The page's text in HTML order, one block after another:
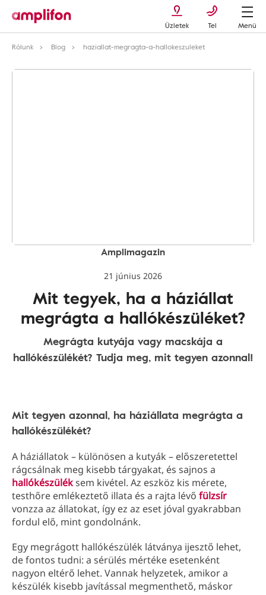
Üzletek Tel
Menü
Rólunk
Blog haziallat-megragta-a-hallokeszuleket
Amplimagazin
21 június 2026
Mit tegyek, ha a háziállat
megrágta a hallókészüléket?
Megrágta kutyája vagy macskája a
hallókészülékét? Tudja meg, mit tegyen azonnal!
Mit tegyen azonnal, ha háziállata megrágta a
hallókészülékét?
A háziállatok – különösen a kutyák – előszeretettel
rágcsálnak meg kisebb tárgyakat, és sajnos a
hallókészüléksem kivétel. Az eszköz kis mérete,
testhőre emlékeztető illata és a rajta lévő fülzsír
vonzza az állatokat, így ez az eset jóval gyakrabban
fordul elő, mint gondolnánk.
Egy megrágott hallókészülék látványa ijesztő lehet,
de fontos tudni: a sérülés mértéke esetenként
nagyon eltérő lehet. Vannak helyzetek, amikor a
készülék kisebb javítással megmenthető, máskor